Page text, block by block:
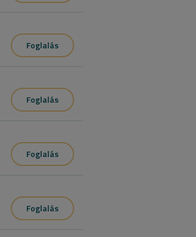
Foglalás
Foglalás
Foglalás
Foglalás